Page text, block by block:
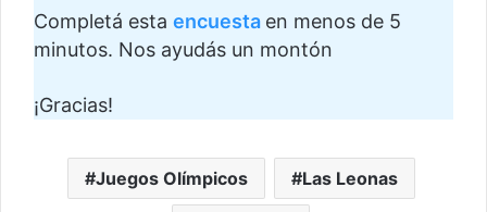
Completá esta encuesta en menos de 5
minutos. Nos ayudás un montón
¡Gracias!
Juegos Olímpicos Las Leonas